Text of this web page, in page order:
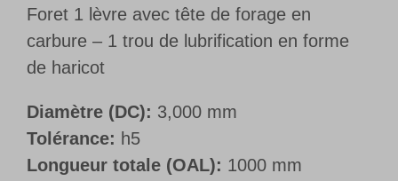
Foret 1 lèvre avec tête de forage en
carbure – 1 trou de lubrification en forme
de haricot
Diamètre (DC): 3,000 mm
Tolérance: h5
Longueur totale (OAL): 1000 mm